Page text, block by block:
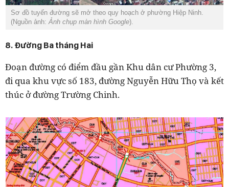
Sơ đồ tuyến đường sẽ mở theo quy hoạch ở phường Hiệp Ninh.
(Nguồn ảnh:Ảnh chụp màn hình Google).
8. Đường Ba tháng Hai
Đoạn đường có điểm đầu gần Khu dân cư Phường 3,
đi qua khu vực số 183, đường Nguyễn Hữu Thọ và kết
thúc ở đường Trường Chinh.